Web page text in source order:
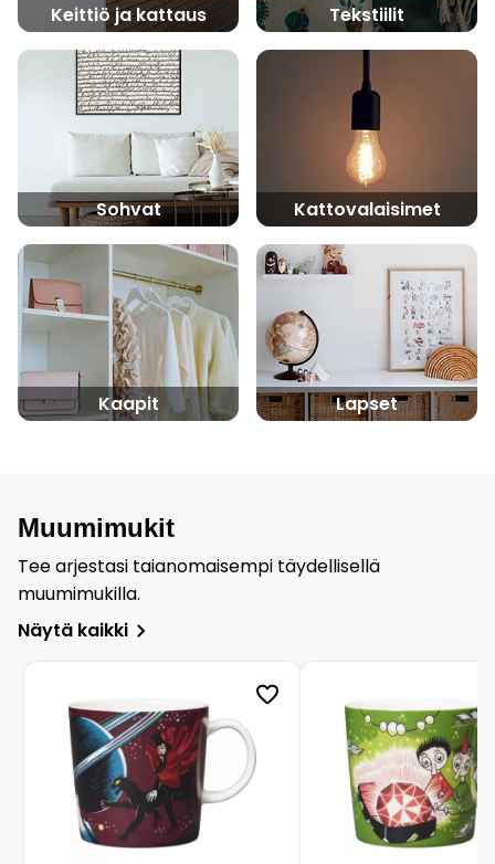
Keittiö ja kattaus Tekstiilit
Sohvat Kattovalaisimet
Kaapit Lapset
Muumimukit
Tee arjestasi taianomaisempi täydellisellä
muumimukilla.
Näytä kaikki